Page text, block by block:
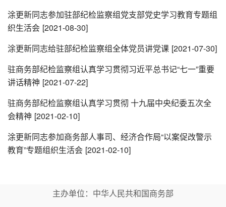
涂更新同志参加驻部纪检监察组党支部党史学习教育专题组
织生活会 [2021-08-30]
涂更新同志给驻部纪检监察组全体党员讲党课 [2021-07-30]
驻商务部纪检监察组认真学习贯彻习近平总书记“七一”重要
讲话精神 [2021-07-22]
驻商务部纪检监察组认真学习贯彻 十九届中央纪委五次全
会精神 [2021-02-10]
涂更新同志参加商务部人事司、经济合作局“以案促改警示
教育”专题组织生活会 [2021-02-10]
主办单位：中华人民共和国商务部